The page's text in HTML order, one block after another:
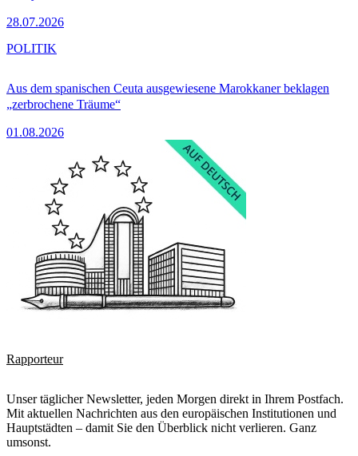
28.07.2026
Aus dem spanischen Ceuta ausgewiesene Marokkaner beklagen
„zerbrochene Träume“
01.08.2026
POLITIK
Rapporteur
Unser täglicher Newsletter, jeden Morgen direkt in Ihrem Postfach.
Mit aktuellen Nachrichten aus den europäischen Institutionen und
Hauptstädten – damit Sie den Überblick nicht verlieren. Ganz
umsonst.